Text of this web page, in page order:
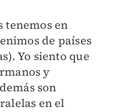
tenemos en
de países
Yo siento que
y
son
en el